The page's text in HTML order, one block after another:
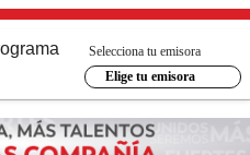
Selecciona tu emisora
Elige tu emisora